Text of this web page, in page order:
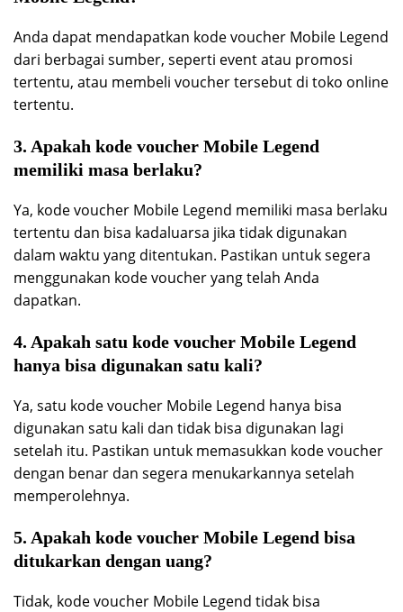
Anda dapat mendapatkan kode voucher Mobile Legend
dari berbagai sumber, seperti event atau promosi
tertentu, atau membeli voucher tersebut di toko online
tertentu.
3. Apakah kode voucher Mobile Legend
memiliki masa berlaku?
Ya, kode voucher Mobile Legend memiliki masa berlaku
tertentu dan bisa kadaluarsa jika tidak digunakan
dalam waktu yang ditentukan. Pastikan untuk segera
menggunakan kode voucher yang telah Anda
dapatkan.
4. Apakah satu kode voucher Mobile Legend
hanya bisa digunakan satu kali?
Ya, satu kode voucher Mobile Legend hanya bisa
digunakan satu kali dan tidak bisa digunakan lagi
setelah itu. Pastikan untuk memasukkan kode voucher
dengan benar dan segera menukarkannya setelah
memperolehnya.
5. Apakah kode voucher Mobile Legend bisa
ditukarkan dengan uang?
Tidak, kode voucher Mobile Legend tidak bisa